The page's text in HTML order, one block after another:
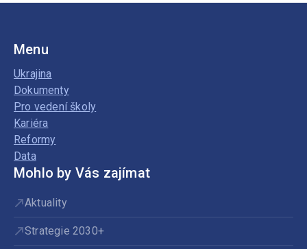
Menu
Ukrajina
Dokumenty
Pro vedení školy
Kariéra
Reformy
Data
Mohlo by Vás zajímat
Aktuality
Strategie 2030+